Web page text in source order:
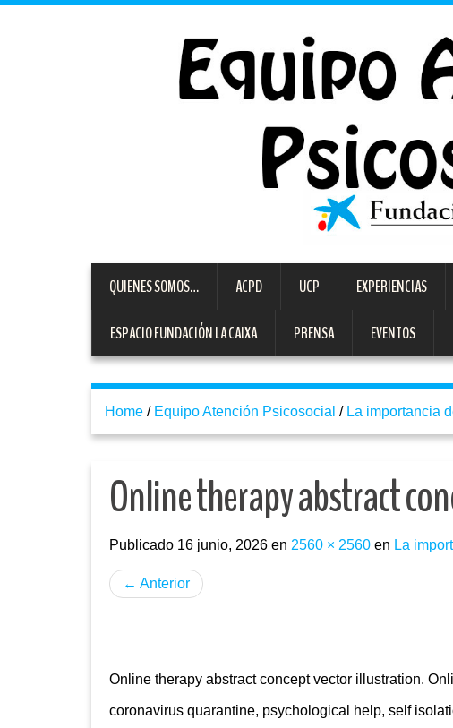
QUIENES SOMOS… ACPD UCP EXPERIENCIAS
ESPACIO FUNDACIÓN LA CAIXA PRENSA EVENTOS
Home / Equipo Atención Psicosocial / La importancia
Online therapy abstract
Publicado 16 junio, 2026 en 2560 × 2560 en La
← Anterior
Online therapy abstract concept vector illustration.
coronavirus quarantine, psychological help, self